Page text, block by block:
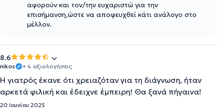
αφορούν και τον/την ευχαριστώ για την
επισήμανση,ώστε να αποφευχθεί κάτι ανάλογο στο
μέλλον.
8.6
nikos • 4 αξιολογήσεις
Η γιατρός έκανε ότι χρειαζόταν για τη διάγνωση, ήταν
αρκετά φιλική και έδειχνε έμπειρη! Θα ξανά πήγαινα!
20 Ιουνίου 2025